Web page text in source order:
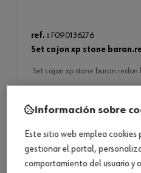
ref. : F090136276
set cajon xp stone
set cajon xp stone
Información sobre
Este sitio web emplea cookies
gestionar el portal,
comportamiento del usuario y